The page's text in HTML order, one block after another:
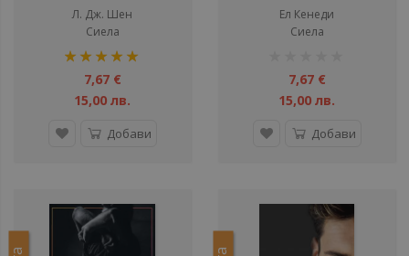
Л. Дж. Шен
Сиела
рейтинг:
100%7,67 €
15,00 лв.
Добави
Ел Кенеди
Сиела
7,67 €
15,00 лв.
Добави